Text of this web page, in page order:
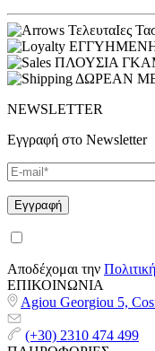
ΤελευταΙες
ΠΛΟΥΣΙΑ
ΔΩΡΕΑΝ
NEWSLETTER
Εγγραφή στο Newsletter
Αποδέχομαι την
ΕΠΙΚΟΙΝΩΝΙΑ
Agiou Georgiou 5,
(+30) 2310 474 499